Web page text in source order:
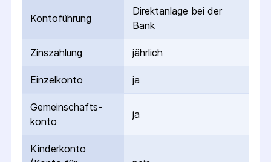
Kontoführung
Direktanlage bei der
Bank
Zinszahlung jährlich
Einzelkonto ja
Gemeinschafts­
konto
ja
Kinderkonto